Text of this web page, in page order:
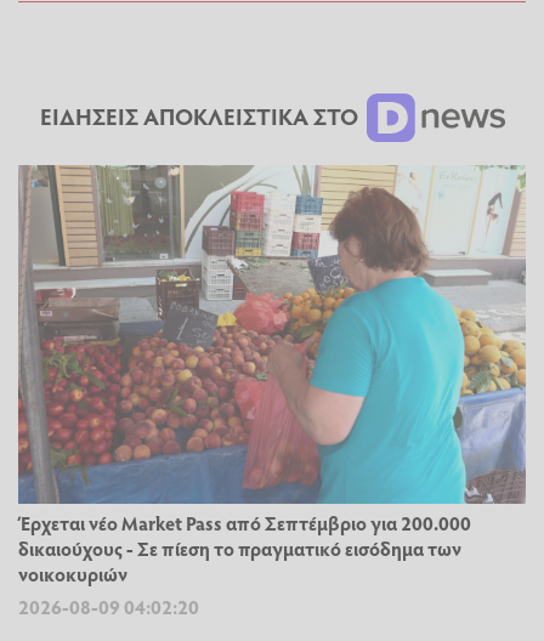
ΕΙΔΗΣΕΙΣ ΑΠΟΚΛΕΙΣΤΙΚΑ ΣΤΟ
Έρχεται νέο Market Pass από Σεπτέμβριο για 200.000
δικαιούχους - Σε πίεση το πραγματικό εισόδημα των
νοικοκυριών
2026-08-09 04:02:20